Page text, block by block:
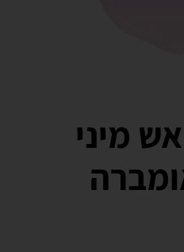
מיני